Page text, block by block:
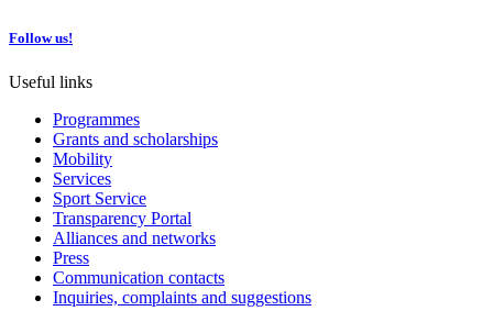
Follow us!
Useful links
Programmes
Grants and scholarships
Mobility
Services
Sport Service
Transparency Portal
Alliances and networks
Press
Communication contacts
Inquiries, complaints and suggestions